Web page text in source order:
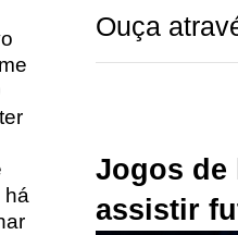
Ouça
Jogos de
assistir
há